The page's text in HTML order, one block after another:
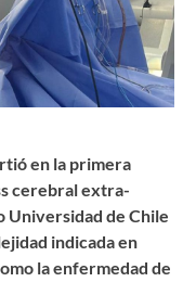
en la primera
cerebral extra-
Universidad de Chile
indicada en
la enfermedad de